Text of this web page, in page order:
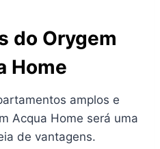
do Orygem
Home
amplos e
Acqua Home será uma
de vantagens.